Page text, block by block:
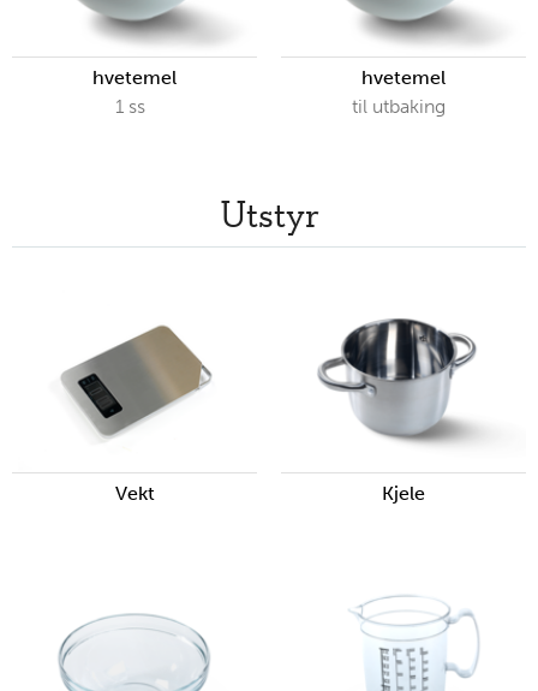
hvetemel
1 ss
hvetemel
til utbaking
Utstyr
Vekt Kjele